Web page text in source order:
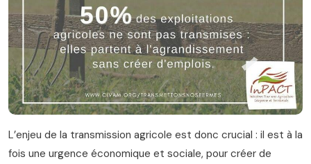
L’enjeu de la transmission agricole est donc crucial : il est à la
fois une urgence économique et sociale, pour créer de